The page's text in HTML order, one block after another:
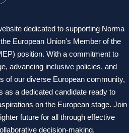
dedicated to supporting Norma
European Union's Member of the
position. With a commitment to
advancing inclusive policies, and
of our diverse European community,
as a dedicated candidate ready to
on the European stage. Join
future for all through effective
decision-making.